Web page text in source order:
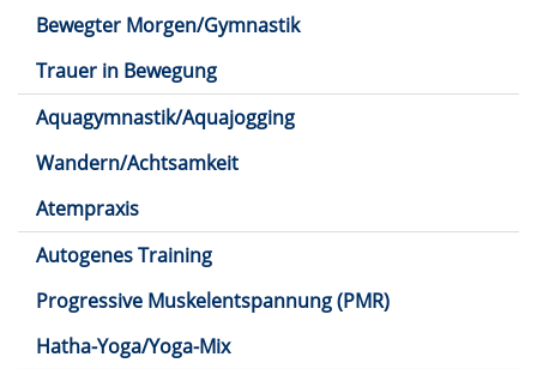
Bewegter Morgen/Gymnastik
Trauer in Bewegung
Aquagymnastik/Aquajogging
Wandern/Achtsamkeit
Atempraxis
Autogenes Training
Progressive Muskelentspannung (PMR)
Hatha-Yoga/Yoga-Mix